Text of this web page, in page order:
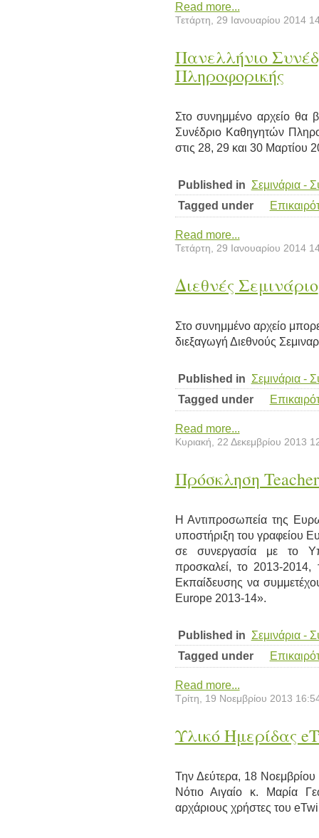
Read more...
Τετάρτη, 29 Ιανουαρίου 2014
Πανελλήνιο
Πληροφορικής
Στο συνημμένο αρχείο θα
Συνέδριο Καθηγητών
στις 28, 29 και 30 Μαρτίου
Published in Σεμινάρια -
Tagged under
Read more...
Τετάρτη, 29 Ιανουαρίου 2014
Διεθνές Σεμινάριο
Στο συνημμένο αρχείο
διεξαγωγή Διεθνούς
Published in Σεμινάρια -
Tagged under
Read more...
Κυριακή, 22 Δεκεμβρίου 2013
Πρόσκληση
Η Αντιπροσωπεία της
υποστήριξη του γραφείου
σε συνεργασία με το
προσκαλεί, το 2013-2014,
Εκπαίδευσης να
Europe 2013-14».
Published in Σεμινάρια -
Tagged under
Read more...
Τρίτη, 19 Νοεμβρίου 2013
Υλικό Ημερίδας
Την Δεύτερα, 18
Νότιο Αιγαίο κ. Μαρία
αρχάριους χρήστες του